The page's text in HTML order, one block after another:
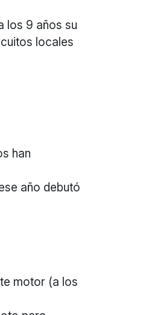
los 9 años su
locales
han
año debutó
motor (a los